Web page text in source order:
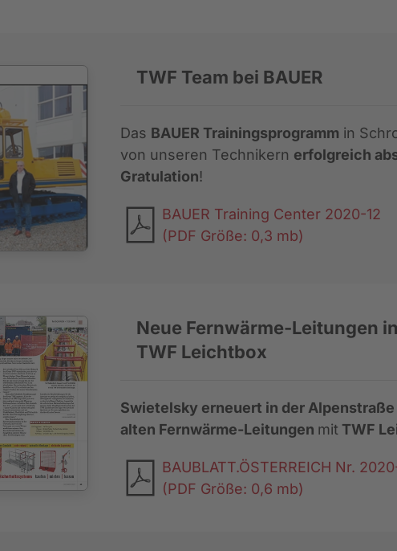
TWF Team bei BAUER
Das BAUER Trainingsprogramm in
von unseren Technikern erfolgreich
Gratulation!
BAUER Training Center 2020-12
(PDF Größe: 0,3 mb)
Neue Fernwärme-Leitungen
TWF Leichtbox
Swietelsky erneuert in der Alpenstraße
alten Fernwärme-Leitungen mit TWF
BAUBLATT.ÖSTERREICH Nr.
(PDF Größe: 0,6 mb)